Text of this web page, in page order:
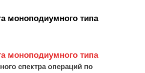
моноподиумного типа
моноподиумного типа
спектра операций по